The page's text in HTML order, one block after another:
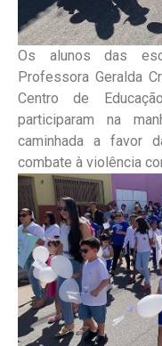
Os alunos das
Professora Geralda
Centro de
participaram na
caminhada a favor
combate à violência